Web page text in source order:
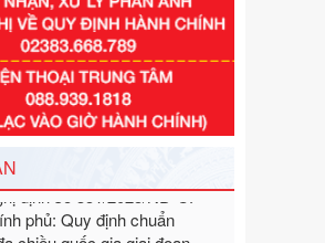
hiệu:351/2025/NĐ-CP
định số 351/2025/NĐ-CP
phủ: Quy định chuẩn
chiều quốc gia giai đoạn
hành: 29/12/2026